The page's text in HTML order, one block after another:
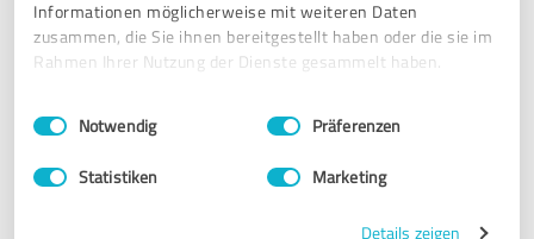
Informationen möglicherweise mit weiteren Daten
zusammen, die Sie ihnen bereitgestellt haben oder die sie im
Rahmen Ihrer Nutzung der Dienste gesammelt haben.
Impressum Datenschutzbestimmungen
Einwilligungsauswahl
Notwendig Präferenzen
Statistiken Marketing
Details zeigen
und ganz toller Auftritt mit fachlicher Kompetenz!
Dankeschön für Ihre Zeit! Ich freue mich auf eine gute
Zusammenarbeit! MfG
Erfahrungsbericht & Bewertung zu:
WAGU Gummitechnik GmbH